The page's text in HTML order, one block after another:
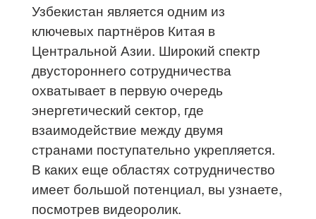
Узбекистан является одним из
ключевых партнёров Китая в
Центральной Азии. Широкий спектр
двустороннего сотрудничества
охватывает в первую очередь
энергетический сектор, где
взаимодействие между двумя
странами поступательно укрепляется.
В каких еще областях сотрудничество
имеет большой потенциал, вы узнаете,
посмотрев видеоролик.